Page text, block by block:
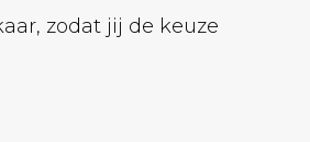
zodat jij de keuze